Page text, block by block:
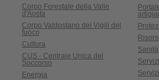
Corpo Forestale della Valle
d'Aosta
Corpo Valdostano dei Vigili del
fuoco
Cultura
CUS - Centrale Unica del
Soccorso
Energia
Sanità